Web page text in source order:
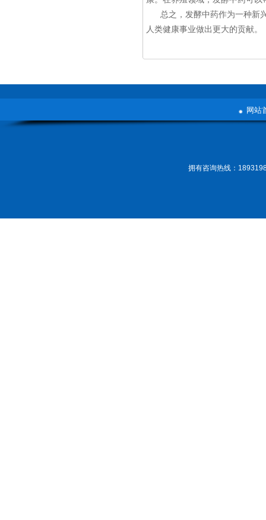
总之，发酵中药作为一种新
人类健康事业做出更大的贡献。
网站
拥有咨询热线：